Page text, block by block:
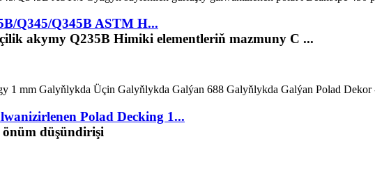
Q345/Q345B ASTM H...
akymy Q235B Himiki elementleriň mazmuny C ...
Polad Decking 1...
düşündirişi